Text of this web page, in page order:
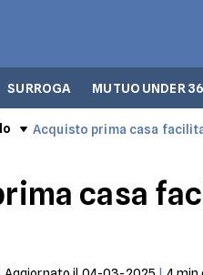
SURROGA MUTUO UNDER 36
Acquisto prima casa
casa